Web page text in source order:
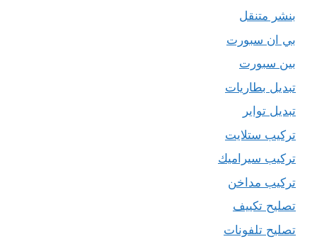
بنشر متنقل
بي ان سبورت
بين سبورت
تبديل بطاريات
تبديل تواير
تركيب ستلايت
تركيب سيراميك
تركيب مداخن
تصليح تكييف
تصليح تلفونات